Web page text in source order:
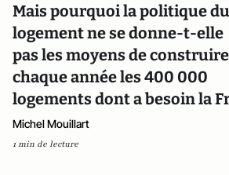
Mais pourquoi la politique du
logement ne se donne-t-elle
pas les moyens de construire
chaque année les 400 000
logements dont a besoin la
Michel Mouillart
1 min de lecture